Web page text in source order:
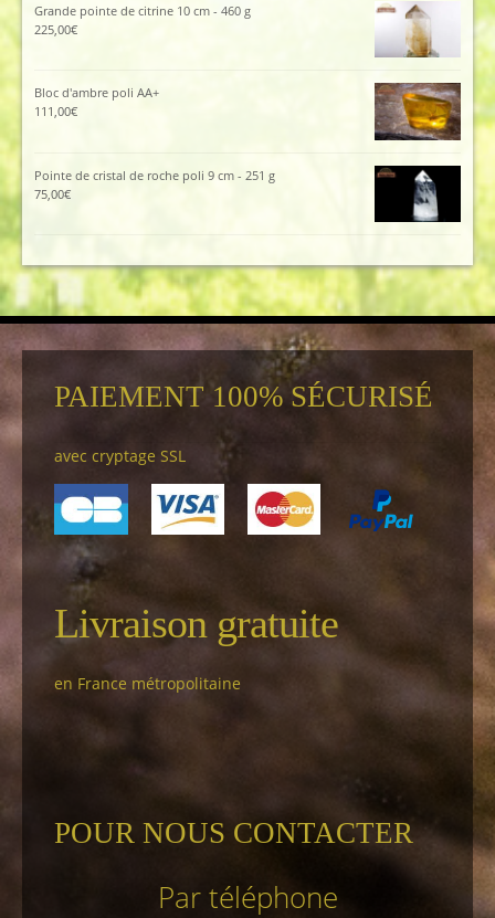
Grande pointe de citrine 10 cm - 460 g
225,00€
Bloc d'ambre poli AA+
111,00€
Pointe de cristal de roche poli 9 cm - 251 g
75,00€
PAIEMENT 100% SÉCURISÉ
avec cryptage SSL
Livraison gratuite
en France métropolitaine
POUR NOUS CONTACTER
Par téléphone